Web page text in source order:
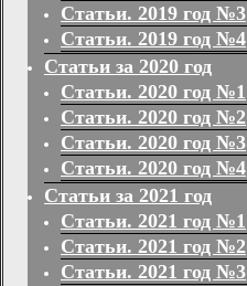
Статьи. 2019 год №3
Статьи. 2019 год №4
Статьи за 2020 год
Статьи. 2020 год №1
Статьи. 2020 год №2
Статьи. 2020 год №3
Статьи. 2020 год №4
Статьи за 2021 год
Статьи. 2021 год №1
Статьи. 2021 год №2
Статьи. 2021 год №3